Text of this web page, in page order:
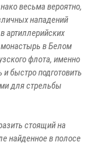
весьма вероятно,
нападений
артиллерийских
в Белом
флота, именно
быстро подготовить
для стрельбы
стоящий на
найденное в полосе